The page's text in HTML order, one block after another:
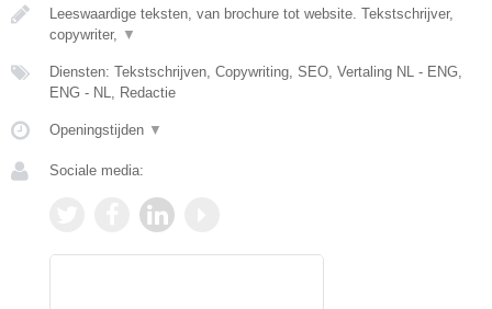
Leeswaardige teksten, van brochure tot website. Tekstschrijver,
copywriter, ▼
Diensten: Tekstschrijven, Copywriting, SEO, Vertaling NL - ENG,
ENG - NL, Redactie
Openingstijden ▼
Sociale media: